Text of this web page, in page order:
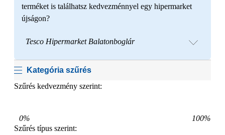
terméket is találhatsz kedvezménnyel egy hipermarket
újságon?
Tesco Hipermarket Balatonboglár
Kategória szűrés
Szűrés kedvezmény szerint:
0% 100%
Szűrés típus szerint: